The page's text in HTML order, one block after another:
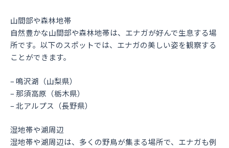
山間部や森林地帯
自然豊かな山間部や森林地帯は、エナガが好んで生息する場
所です。以下のスポットでは、エナガの美しい姿を観察する
ことができます。
– 鳴沢湖（山梨県）
– 那須高原（栃木県）
– 北アルプス（長野県）
湿地帯や湖周辺
湿地帯や湖周辺は、多くの野鳥が集まる場所で、エナガも例